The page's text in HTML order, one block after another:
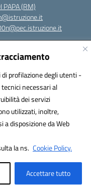
profilazione degli utenti -
necessari al
dei servizi
utilizzati, inoltre,
disposizione da Web
la ns. Cookie Policy.
Accettare tutto
PAPA (RM)
istsc_rmic8aq00n
S.r.l.
Italia